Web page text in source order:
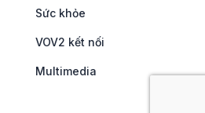
Sức khỏe
VOV2 kết nối
Multimedia